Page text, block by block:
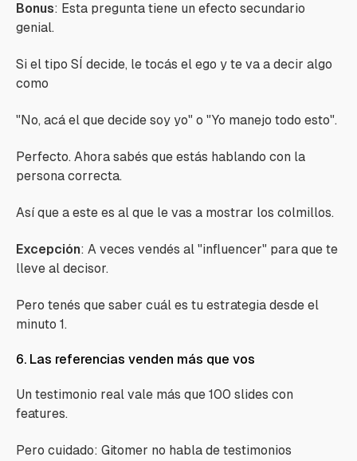
Bonus: Esta pregunta tiene un efecto secundario
genial.
Si el tipo SÍ decide, le tocás el ego y te va a decir algo
como
"No, acá el que decide soy yo" o "Yo manejo todo esto".
Perfecto. Ahora sabés que estás hablando con la
persona correcta.
Así que a este es al que le vas a mostrar los colmillos.
Excepción: A veces vendés al "influencer" para que te
lleve al decisor.
Pero tenés que saber cuál es tu estrategia desde el
minuto 1.
6. Las referencias venden más que vos
Un testimonio real vale más que 100 slides con
features.
Pero cuidado: Gitomer no habla de testimonios